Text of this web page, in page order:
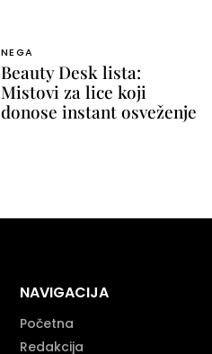
NEGA
Beauty Desk lista:
Mistovi za lice koji
donose instant osveženje
NAVIGACIJA
Početna
Redakcija